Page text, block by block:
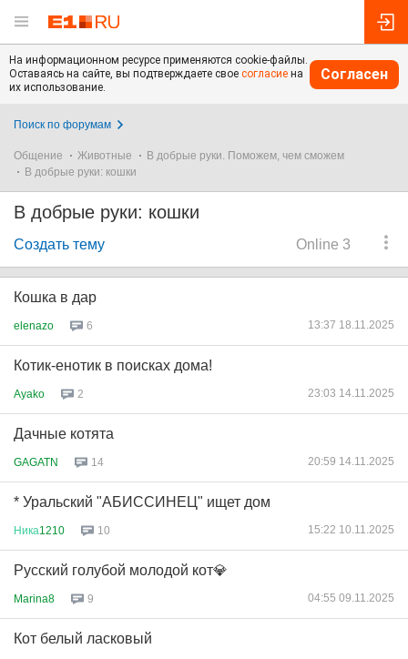
На информационном ресурсе применяются cookie-файлы.
Оставаясь на сайте, вы подтверждаете свое согласие на
их использование.
Согласен
Поиск по форумам
Общение Животные
В добрые руки. Поможем, чем сможем
В добрые руки: кошки
В добрые руки: кошки
Online 3
Создать тему
Кошка в дар
elenazo 6 13:37 18.11.2025
Котик-енотик в поисках дома!
Ayako 2 23:03 14.11.2025
Дачные котята
GAGATN 14 20:59 14.11.2025
* Уральский "АБИССИНЕЦ" ищет дом
Ника1210 10 15:22 10.11.2025
Русский голубой молодой кот💎
Marina8 9 04:55 09.11.2025
Кот белый ласковый